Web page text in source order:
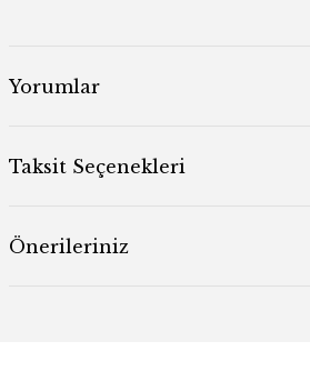
Yorumlar
Taksit Seçenekleri
Önerileriniz